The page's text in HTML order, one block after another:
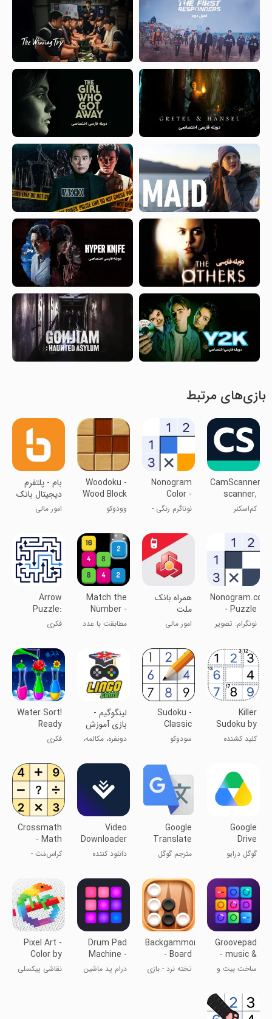
بازی‌های مرتبط
CamScanner-
scanner,
PDF maker
کم‌اسکنر
Nonogram
Color -
Logic
Puzzle
نوناگرم رنگی -
Woodoku -
Wood Block
Puzzle
وودوکو
بام - پلتفرم
دیجیتال بانک
ملی ایران
امور مالی
Nonogram.com
- Puzzle
Games
نونگرام: تصویر
همراه بانک
ملت
امور مالی
Match the
Number -
2048 Game
مطابقت با عدد
Arrow
Puzzle:
Tap Puzzle
Games
فکری
Killer
Sudoku by
Sudoku.com
کلید کشنده
Sudoku -
Classic
Sudoku
Puzzle
سودوکو
‏لینگوگیم -
بازی آموزش
زبان انگلیسی
دونفره، مکالمه،
Water Sort!
Ready
When You
Are
فکری
Google
Drive
گوگل درایو
Google
Translate
مترجم گوگل
Video
Downloader
& Story
Saver
دانلود کننده
ذخیره‌ساز
استوری
Crossmath
- Math
Puzzle
Games
کراس‌مَث -
ریاضی
Groovepad
- music &
beat maker
ساخت بیت و
Backgammon
- Board
Game
تخته نرد - بازی
Drum Pad
Machine -
beat maker
درام پد ماشین
Pixel Art -
Color by
Number
نقاشی پیکسلی